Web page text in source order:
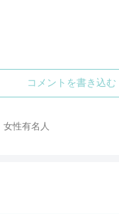
コメントを書き込む
女性有名人